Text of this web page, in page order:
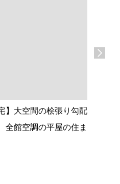
】大空間の桧張り勾配
全館空調の平屋の住ま